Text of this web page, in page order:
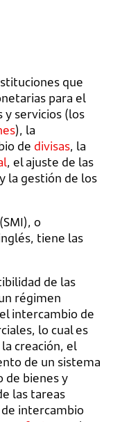
que
para el
servicios (los
), la
de divisas, la
, el ajuste de las
la gestión de los
o
tiene las
de las
régimen
intercambio de
lo cual es
creación, el
de un sistema
de bienes y
las tareas
intercambio